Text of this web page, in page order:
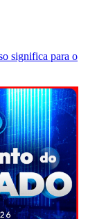
significa para o